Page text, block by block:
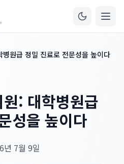
병원급 정밀 진료로 전문성을 높이다
: 대학병원급
성을 높이다
년 7월 9일